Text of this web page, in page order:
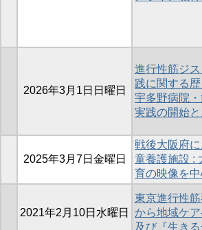
2026年3月1日日曜日
進行性筋ジ
践に関する
宇多野病院
実践の開始
2025年3月7日金曜日
戦後大阪府
童養護施設 :
育の映像を
2021年2月10日水曜日
東京進行性
から地域ケ
及び『生き